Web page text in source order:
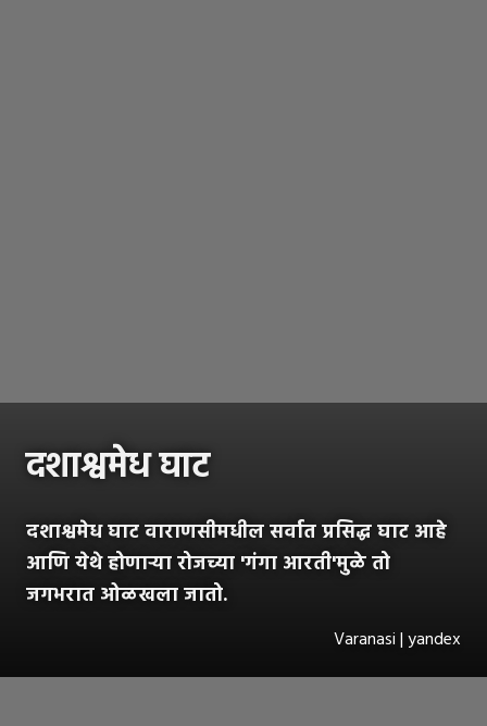
दशाश्वमेध घाट
दशाश्वमेध घाट वाराणसीमधील सर्वात प्रसिद्ध घाट आहे
आणि येथे होणाऱ्या रोजच्या 'गंगा आरती'मुळे तो
जगभरात ओळखला जातो.
Varanasi | yandex